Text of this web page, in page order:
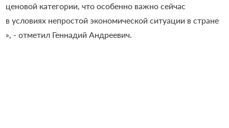
ценовой категории, что особенно важно сейчас
в условиях непростой экономической ситуации в стране
», - отметил Геннадий Андреевич.